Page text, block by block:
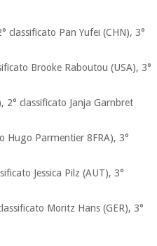
classificato Pan Yufei (CHN), 3°
Brooke Raboutou (USA), 3°
2° classificato Janja Garnbret
Hugo Parmentier 8FRA), 3°
Jessica Pilz (AUT), 3°
Moritz Hans (GER), 3°